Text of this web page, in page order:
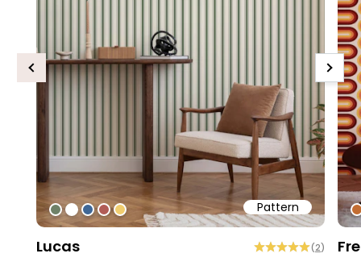
Pattern
#6f8168
#ffffff
#3f6796
#b15d57
#f0cd6f
Lucas (2)
Previous Next